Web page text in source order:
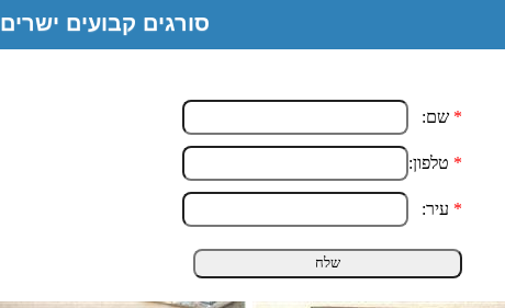
סורגים קבועים ישרים